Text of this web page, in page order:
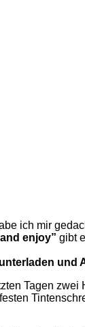
ich mir
enjoy” gibt
und
Tagen zwei